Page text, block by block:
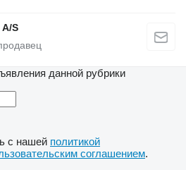
S
данной рубрики
с нашей политикой
соглашением.